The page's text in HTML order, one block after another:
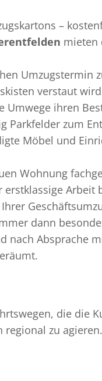
–
mieten
Umzugstermin
verstaut
Umwege ihren
Parkfelder zum
Möbel und
Wohnung
Arbeit
dann
nach Absprache
die die
zu